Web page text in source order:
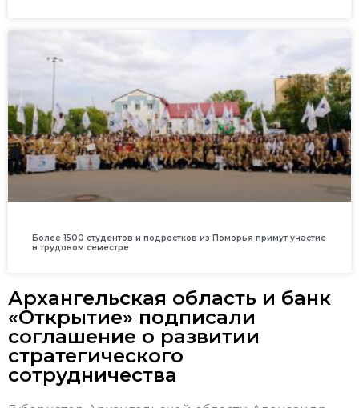
Более 1500 студентов и подростков из Поморья примут участие
в трудовом семестре
Архангельская область и банк
«Открытие» подписали
соглашение о развитии
стратегического
сотрудничества